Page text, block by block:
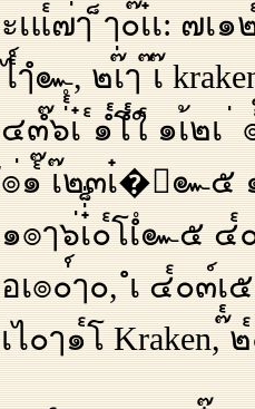
ะเแ๎๗่ๅ ็ๅ๐๊เ๋เ:
ไ๎์ๅํ๛, ๒เ๊่ๅ ๊เ๊
๔๓ํ๊๖่๎ํเ๋ ๎๑ํ๎โํ๎ใ๎ ๑เ้๒
๏่๑๎๊ เ๊๒๓เ๋�ํ๛๕
๑๏ๅ๖่เ๋่็่๐๎โเํํ๛๕ ๔๎
อเ๏๐่์ๅ๐, ํเ ๔๎๐๓์
เไ๐ๅ๑๎โ Kraken,